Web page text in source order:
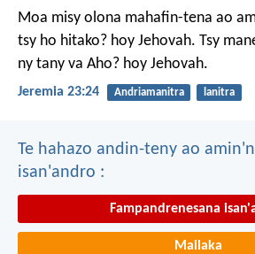
Moa misy olona mahafin-tena ao
tsy ho hitako? hoy Jehovah. Tsy
ny tany va Aho? hoy Jehovah.
Jeremia 23:24 Andriamanitra lanitra
Te hahazo andin-teny ao
isan'andro :
Fampandrenesana
Mailaka